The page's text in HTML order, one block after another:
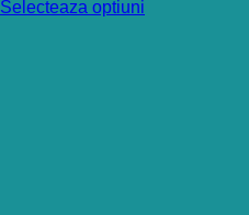
Selecteaza optiuni